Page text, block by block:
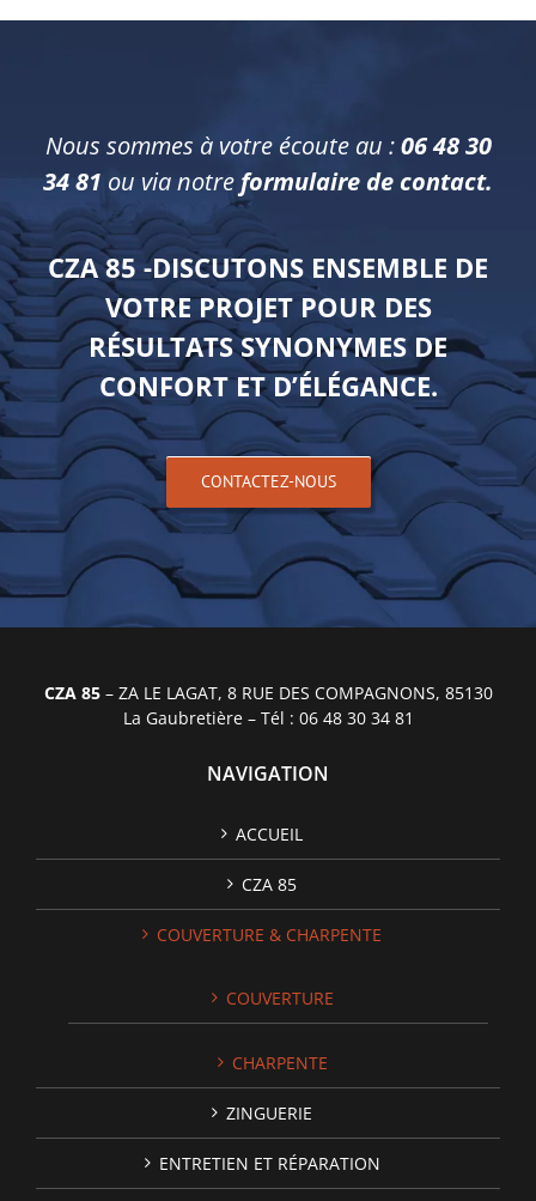
Nous sommes à votre écoute au :06 48 30
34 81 ou via notre formulaire de contact.
CZA 85 -DISCUTONS ENSEMBLE DE
VOTRE PROJET POUR DES
RÉSULTATS SYNONYMES DE
CONFORT ET D’ÉLÉGANCE.
CONTACTEZ-NOUS
CZA 85– ZA LE LAGAT, 8 RUE DES COMPAGNONS, 85130
La Gaubretière – Tél : 06 48 30 34 81
NAVIGATION
ACCUEIL
CZA 85
COUVERTURE & CHARPENTE
COUVERTURE
CHARPENTE
ZINGUERIE
ENTRETIEN ET RÉPARATION